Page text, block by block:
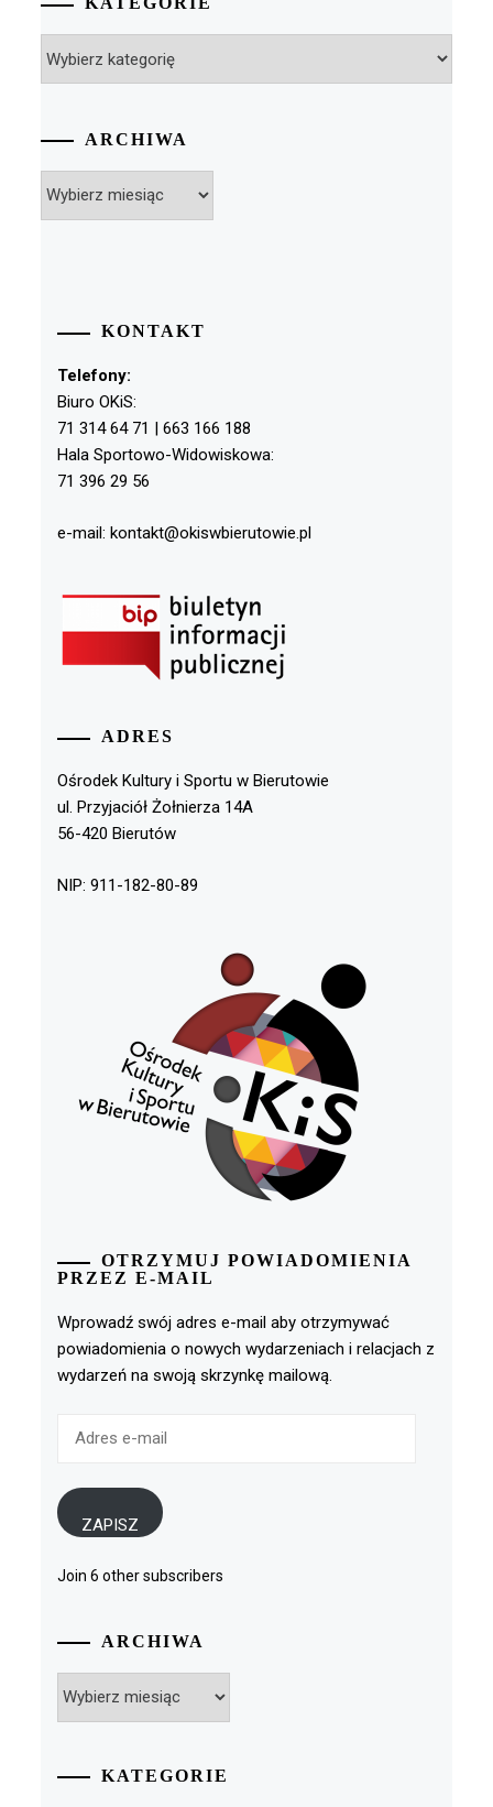
ARCHIWA
KONTAKT
Telefony:
Biuro OKiS:
71 314 64 71 | 663 166 188
Hala Sportowo-Widowiskowa:
71 396 29 56
e-mail: kontakt@okiswbierutowie.pl
ADRES
Ośrodek Kultury i Sportu w Bierutowie
ul. Przyjaciół Żołnierza 14A
56-420 Bierutów
NIP: 911-182-80-89
OTRZYMUJ POWIADOMIENIA
PRZEZ E-MAIL
Wprowadź swój adres e-mail aby otrzymywać
powiadomienia o nowych wydarzeniach i relacjach z
wydarzeń na swoją skrzynkę mailową.
ZAPISZ
Join 6 other subscribers
ARCHIWA
KATEGORIE